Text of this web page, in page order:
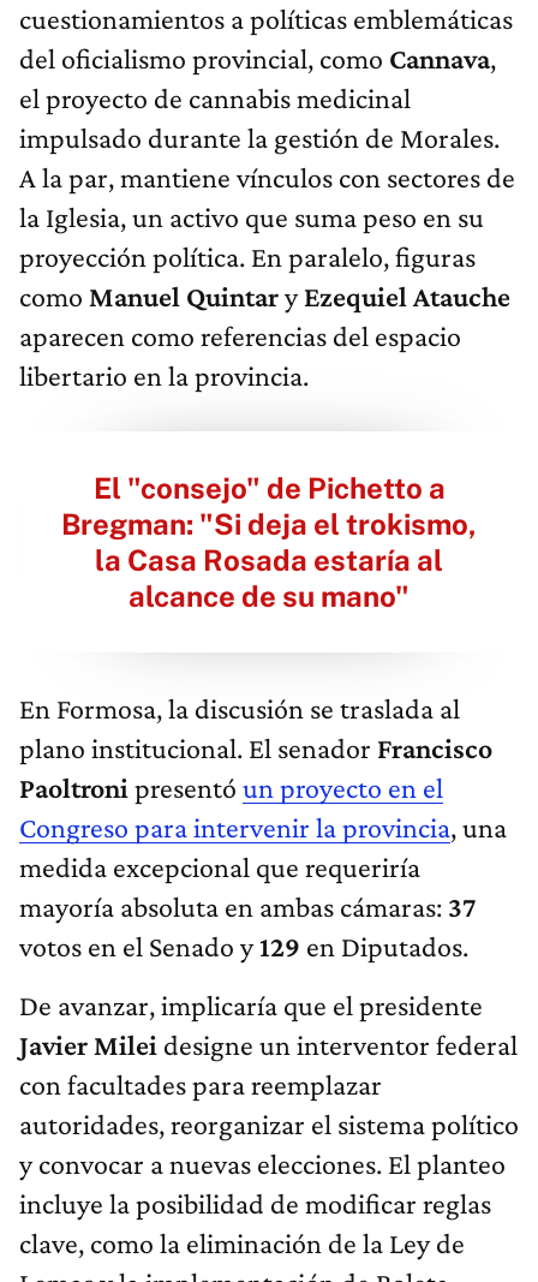
cuestionamientos a políticas emblemáticas
del oficialismo provincial, como Cannava,
el proyecto de cannabis medicinal
impulsado durante la gestión de Morales.
A la par, mantiene vínculos con sectores de
la Iglesia, un activo que suma peso en su
proyección política. En paralelo, figuras
como Manuel QuintaryEzequiel Atauche
aparecen como referencias del espacio
libertario en la provincia.
El "consejo" de Pichetto a
Bregman: "Si deja el trokismo,
la Casa Rosada estaría al
alcance de su mano"
En Formosa, la discusión se traslada al
plano institucional. El senador Francisco
Paoltroni presentó un proyecto en el
Congreso para intervenir la provincia, una
medida excepcional que requeriría
mayoría absoluta en ambas cámaras: 37
votos en el Senado y129 en Diputados.
De avanzar, implicaría que el presidente
Javier Milei designe un interventor federal
con facultades para reemplazar
autoridades, reorganizar el sistema político
y convocar a nuevas elecciones. El planteo
incluye la posibilidad de modificar reglas
clave, como la eliminación de la Ley de